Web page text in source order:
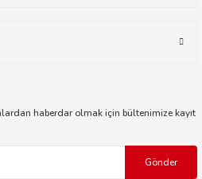
haberdar olmak için bültenimize kayıt
Gönder